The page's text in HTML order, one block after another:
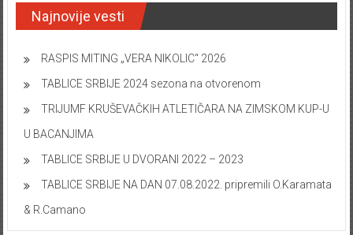
Najnovije vesti
RASPIS MITING „VERA NIKOLIC“ 2026
TABLICE SRBIJE 2024 sezona na otvorenom
TRIJUMF KRUŠEVAČKIH ATLETIČARA NA ZIMSKOM KUP-U
U BACANJIMA
TABLICE SRBIJE U DVORANI 2022 – 2023
TABLICE SRBIJE NA DAN 07.08.2022. pripremili O.Karamata
& R.Camano